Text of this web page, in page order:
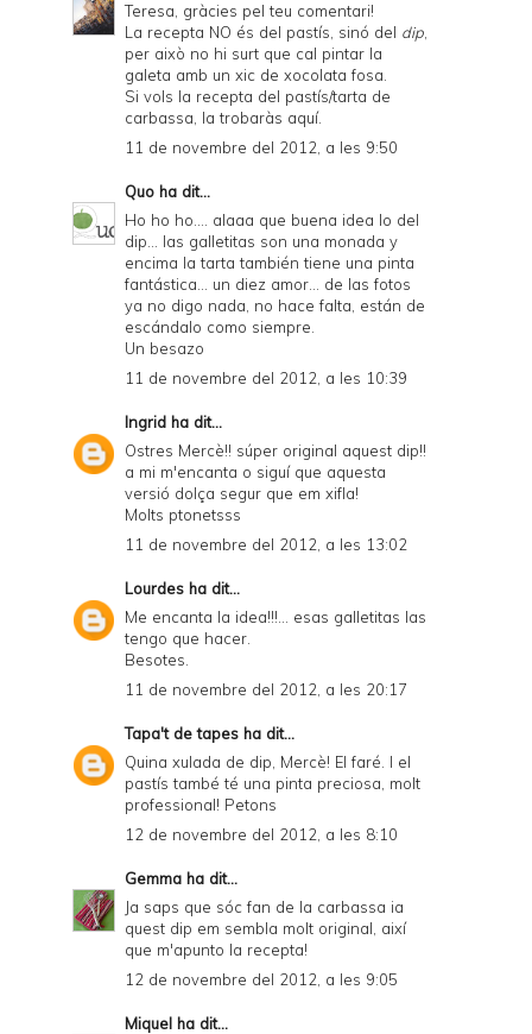
Teresa, gràcies pel teu comentari!
La recepta NO és del pastís, sinó del dip,
per això no hi surt que cal pintar la
galeta amb un xic de xocolata fosa.
Si vols la recepta del pastís/tarta de
carbassa, la trobaràs aquí.
11 de novembre del 2012, a les 9:50
Quo ha dit...
Ho ho ho.... alaaa que buena idea lo del
dip... las galletitas son una monada y
encima la tarta también tiene una pinta
fantástica... un diez amor... de las fotos
ya no digo nada, no hace falta, están de
escándalo como siempre.
Un besazo
11 de novembre del 2012, a les 10:39
Ingrid ha dit...
Ostres Mercè!! súper original aquest dip!!
a mi m'encanta o siguí que aquesta
versió dolça segur que em xifla!
Molts ptonetsss
11 de novembre del 2012, a les 13:02
Lourdes ha dit...
Me encanta la idea!!!... esas galletitas las
tengo que hacer.
Besotes.
11 de novembre del 2012, a les 20:17
Tapa't de tapes ha dit...
Quina xulada de dip, Mercè! El faré. I el
pastís també té una pinta preciosa, molt
professional! Petons
12 de novembre del 2012, a les 8:10
Gemma ha dit...
Ja saps que sóc fan de la carbassa ia
quest dip em sembla molt original, així
que m'apunto la recepta!
12 de novembre del 2012, a les 9:05
Miquel ha dit...